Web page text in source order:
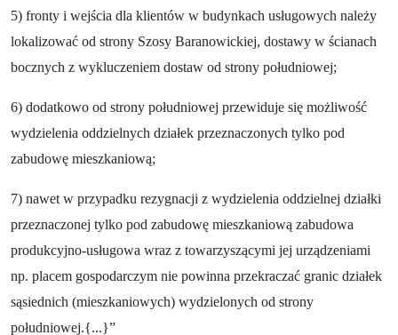
5) fronty i wejścia dla klientów w budynkach usługowych należy
lokalizować od strony Szosy Baranowickiej, dostawy w ścianach
bocznych z wykluczeniem dostaw od strony południowej;
6) dodatkowo od strony południowej przewiduje się możliwość
wydzielenia oddzielnych działek przeznaczonych tylko pod
zabudowę mieszkaniową;
7) nawet w przypadku rezygnacji z wydzielenia oddzielnej działki
przeznaczonej tylko pod zabudowę mieszkaniową zabudowa
produkcyjno-usługowa wraz z towarzyszącymi jej urządzeniami
np. placem gospodarczym nie powinna przekraczać granic działek
sąsiednich (mieszkaniowych) wydzielonych od strony
południowej.{...}”